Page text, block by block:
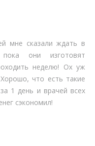
тратить на стояние в
вменяемо по